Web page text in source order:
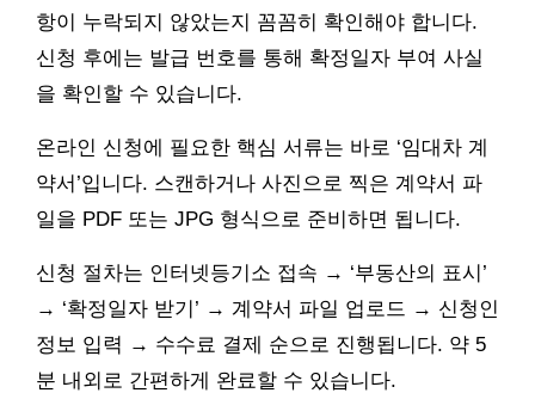
항이 누락되지 않았는지 꼼꼼히 확인해야 합니다.
신청 후에는 발급 번호를 통해 확정일자 부여 사실
을 확인할 수 있습니다.
온라인 신청에 필요한 핵심 서류는 바로 ‘임대차 계
약서’입니다. 스캔하거나 사진으로 찍은 계약서 파
일을 PDF 또는 JPG 형식으로 준비하면 됩니다.
신청 절차는 인터넷등기소 접속 → ‘부동산의 표시’
→ ‘확정일자 받기’ → 계약서 파일 업로드 → 신청인
정보 입력 → 수수료 결제 순으로 진행됩니다. 약 5
분 내외로 간편하게 완료할 수 있습니다.